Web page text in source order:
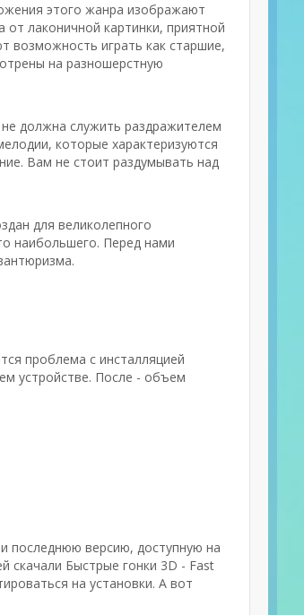
этого жанра изображают
лаконичной картинки, приятной
возможность играть как старшие,
на разношерстную
должна служить раздражителем
которые характеризуются
Вам не стоит раздумывать над
для великолепного
наибольшего. Перед нами
проблема с инсталляцией
устройстве. После - объем
и последнюю версию, доступную на
скачали Быстрые гонки 3D - Fast
на установки. А вот